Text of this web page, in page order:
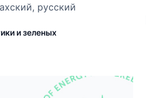
русский
и зеленых